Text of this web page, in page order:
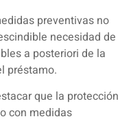
preventivas no
necesidad de
a posteriori de la
préstamo.
que la protección
con medidas